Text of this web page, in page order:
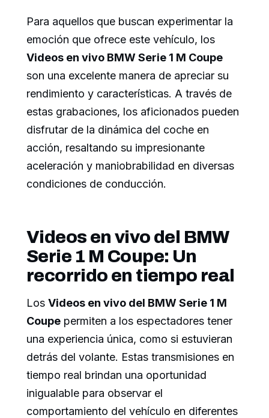
Para aquellos que buscan experimentar la
emoción que ofrece este vehículo, los
Videos en vivo BMW Serie 1 M Coupe
son una excelente manera de apreciar su
rendimiento y características. A través de
estas grabaciones, los aficionados pueden
disfrutar de la dinámica del coche en
acción, resaltando su impresionante
aceleración y maniobrabilidad en diversas
condiciones de conducción.
Videos en vivo del BMW
Serie 1 M Coupe: Un
recorrido en tiempo real
Los Videos en vivo del BMW Serie 1 M
Coupe permiten a los espectadores tener
una experiencia única, como si estuvieran
detrás del volante. Estas transmisiones en
tiempo real brindan una oportunidad
inigualable para observar el
comportamiento del vehículo en diferentes